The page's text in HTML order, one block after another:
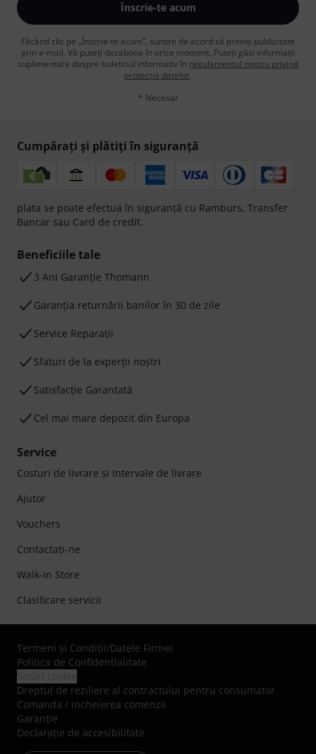
Înscrie-te acum
Făcând clic pe „Înscrie-te acum”, sunteți de acord să primiți publicitate
prin e-mail. Vă puteți dezabona în orice moment. Puteți găsi informații
suplimentare despre buletinul informativ în regulamentul nostru privind
protecția datelor.
* Necesar
Cumpărați și plătiți în siguranță
plata se poate efectua în siguranță cu Ramburs, Transfer
Bancar sau Card de credit.
Beneficiile tale
3 Ani Garanție Thomann
Garanţia returnării banilor în 30 de zile
Service Reparații
Sfaturi de la experții noștri
Satisfacție Garantată
Cel mai mare depozit din Europa
Service
Costuri de livrare şi Intervale de livrare
Ajutor
Vouchers
Contactaţi-ne
Walk-in Store
Clasificare servicii
Termeni şi Condiţii/Datele Firmei
Politica de Confidenţialitate
Dreptul de reziliere al contractului pentru consumator
Comanda / incheierea comenzii
Garanție
Declarație de accesibilitate